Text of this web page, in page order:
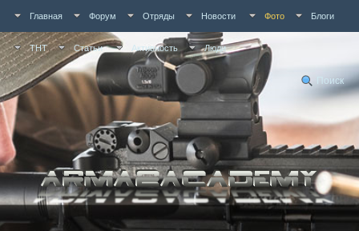
Главная Форум Отряды Новости Фото Блоги
ТНТ Статьи Активность Люди
Поиск